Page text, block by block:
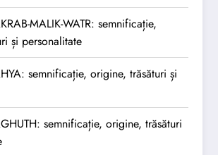
MALIK-WATR: semnificație,
și personalitate
semnificație, origine, trăsături și
semnificație, origine, trăsături